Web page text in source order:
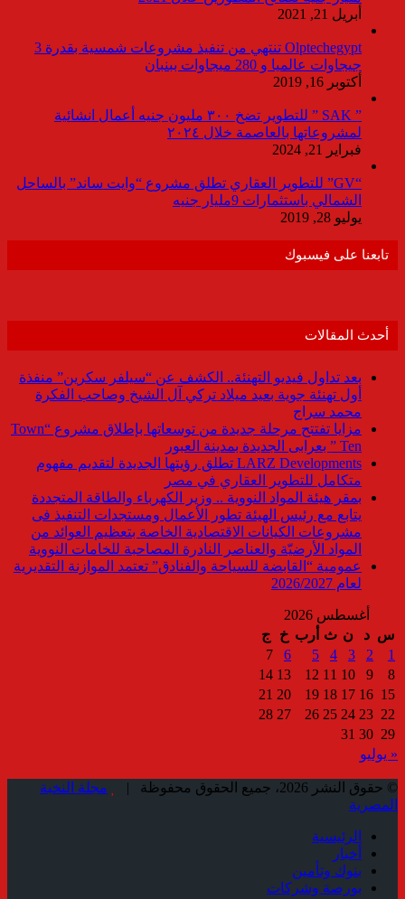
أبريل 21, 2021
Olptechegypt تنتهي من تنفيذ مشروعات شمسية بقدرة 3
جيجاوات عالميا و 280 ميجاوات ببنبان
أكتوبر 16, 2019
” SAK ” للتطوير تضخ ٣٠٠ مليون جنيه أعمال انشائية
لمشروعاتها بالعاصمة خلال ٢٠٢٤
فبراير 21, 2024
“GV” للتطوير العقاري تطلق مشروع “وايت ساند” بالساحل
الشمالي باستثمارات 9مليار جنيه
يوليو 28, 2019
تابعنا على فيسبوك
أحدث المقالات
بعد تداول فيديو التهنئة.. الكشف عن “سيلفر سكرين” منفذة
أول تهنئة جوية بعيد ميلاد تركي آل الشيخ وصاحب الفكرة
محمد سراج
مزايا تفتتح مرحلة جديدة من توسعاتها بإطلاق مشروع “Town
Ten ” بعرابى الجديدة بمدينة العبور
LARZ Developments تطلق رؤيتها الجديدة لتقديم مفهوم
متكامل للتطوير العقاري في مصر
بمقر هيئة المواد النووية .. وزير الكهرباء والطاقة المتجددة
يتابع مع رئيس الهيئة تطور الأعمال ومستجدات التنفيذ فى
مشروعات الكيانات الاقتصادية الخاصة بتعظيم العوائد من
المواد الأرضيّة والعناصر النادرة المصاحبة للخامات النووية
عمومية “القابضة للسياحة والفنادق” تعتمد الموازنة التقديرية
لعام 2026/2027
أغسطس 2026
س د ن ث أرب خ
ج
1
2
3
4
5
6
7
8
9
10
11
12
13
14
15
16
17
18
19
20
21
22
23
24
25
26
27
28
29
30
31
« يوليو
© حقوق النشر 2026، جميع الحقوق محفوظة |
مجلة النخبة
المصرية
الرئيسية
أخبار
بنوك وتأمين
بورصة وشركات